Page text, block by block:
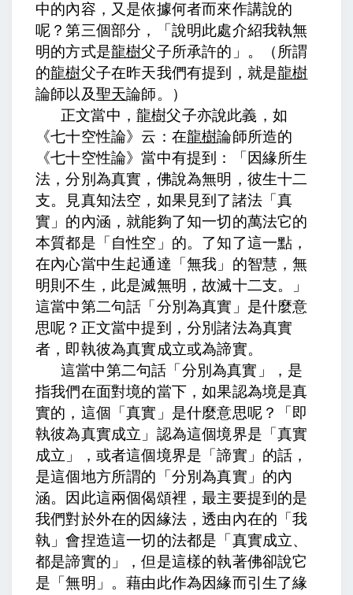
中的內容，又是依據何者而來作講說的
呢？第三個部分，「說明此處介紹我執無
明的方式是龍樹父子所承許的」。（所謂
的龍樹父子在昨天我們有提到，就是龍樹
論師以及聖天論師。）
正文當中， 龍樹父子亦說此義，如
《七十空性論》云： 在龍樹論師所造的
《七十空性論》當中有提到：
「因緣所生
法，分別為真實，佛說為無明，彼生十二
支。見真知法空， 如果見到了諸法「真
實」的內涵，就能夠了知一切的萬法它的
本質都是「自性空」的。了知了這一點，
在內心當中生起通達「無我」的智慧，無
明則不生，此是滅無明，故滅十二支。」
這當中第二句話「分別為真實」是什麼意
思呢？正文當中提到， 分別諸法為真實
者，即執彼為真實成立或為諦實。
這當中第二句話「分別為真實」，是
指我們在面對境的當下，如果認為境是真
實的，這個「真實」是什麼意思呢？「即
執彼為真實成立」認為這個境界是「真實
成立」，或者這個境界是「諦實」的話，
是這個地方所謂的「分別為真實」的內
涵。因此這兩個偈頌裡，最主要提到的是
我們對於外在的因緣法，透由內在的「我
執」會捏造這一切的法都是「真實成立、
都是諦實的」，但是這樣的執著佛卻說它
是「無明」。藉由此作為因緣而引生了緣